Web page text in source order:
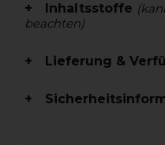
Inhaltsstoffe
beachten)
Lieferung &